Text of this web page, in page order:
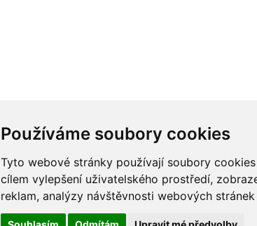
Používáme soubory cookies
Tyto webové stránky používají soubory
cílem vylepšení uživatelského prostředí,
reklam, analýzy návštěvnosti webových